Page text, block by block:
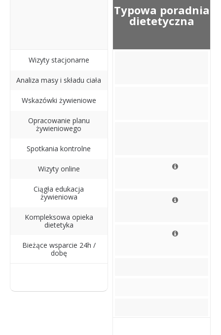
Wizyty stacjonarne
Analiza masy i składu ciała
Wskazówki żywieniowe
Opracowanie planu
żywieniowego
Spotkania kontrolne
Wizyty online
Ciągła edukacja
żywieniowa
Kompleksowa opieka
dietetyka
Bieżące wsparcie 24h /
dobę
Typowa poradnia
dietetyczna